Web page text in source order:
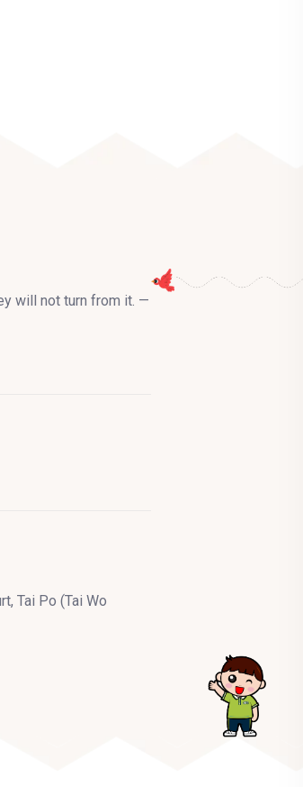
will not turn from it. —
Tai Po (Tai Wo